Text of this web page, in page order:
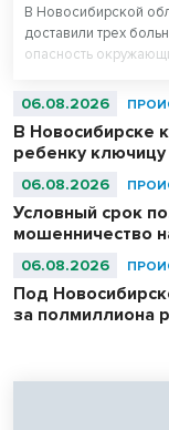
В Новосибирской
доставили трех
опасность
06.08.2026
В Новосибирске
ребенку ключицу
06.08.2026
Условный срок
мошенничество
06.08.2026
Под
за полмиллиона